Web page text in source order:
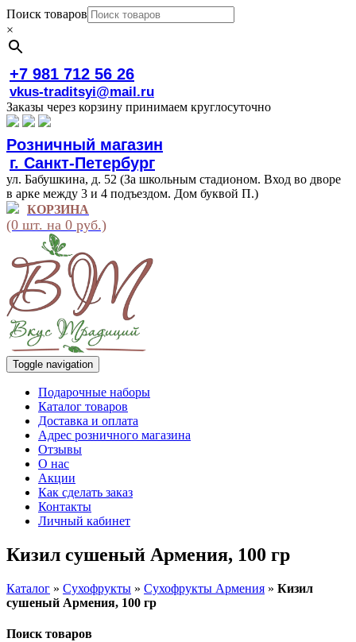
Поиск товаров
×
+7 981 712 56 26
vkus-traditsyi@mail.ru
Заказы через корзину принимаем круглосуточно
Розничный магазин
г. Санкт-Петербург
ул. Бабушкина, д. 52 (За школьным стадионом. Вход во дворе
в арке между 3 и 4 подъездом. Дом буквой П.)
КОРЗИНА
(0 шт. на 0 руб.)
Toggle navigation
Подарочные наборы
Каталог товаров
Доставка и оплата
Адрес розничного магазина
Отзывы
О нас
Акции
Как сделать заказ
Контакты
Личный кабинет
Кизил сушеный Армения, 100 гр
Каталог » Сухофрукты » Сухофрукты Армения » Кизил
сушеный Армения, 100 гр
Поиск товаров